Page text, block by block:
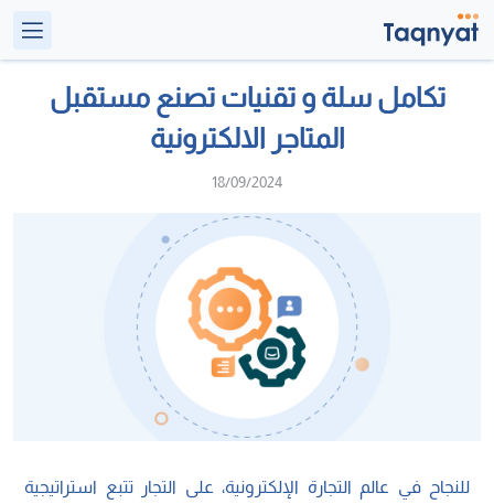
تكامل سلة و تقنيات تصنع مستقبل
المتاجر الالكترونية
18/09/2024
للنجاح في عالم التجارة الإلكترونية، على التجار تتبع استراتيجية